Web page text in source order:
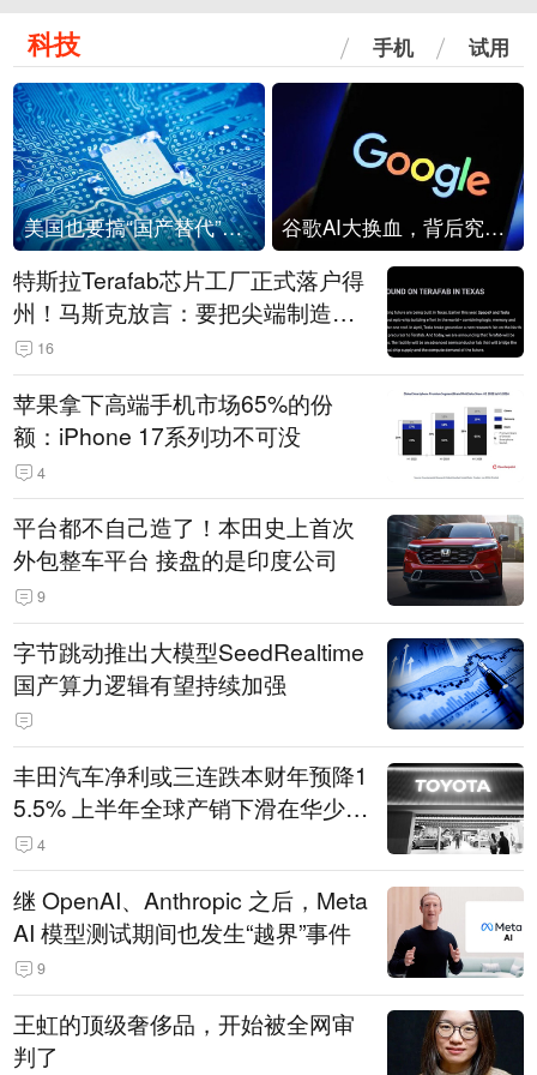
科技 手机 试用
美国也要搞“国产替代”？先算清三笔账 谷歌AI大换血，背后究竟发生了什么？
特斯拉Terafab芯片工厂正式落户得
州！马斯克放言：要把尖端制造带
回美国
16
苹果拿下高端手机市场65%的份
额：iPhone 17系列功不可没
4
平台都不自己造了！本田史上首次
外包整车平台 接盘的是印度公司
9
字节跳动推出大模型SeedRealtime
国产算力逻辑有望持续加强
丰田汽车净利或三连跌本财年预降1
5.5% 上半年全球产销下滑在华少卖
14.3万辆
4
继 OpenAI、Anthropic 之后，Meta
AI 模型测试期间也发生“越界”事件
9
王虹的顶级奢侈品，开始被全网审
判了